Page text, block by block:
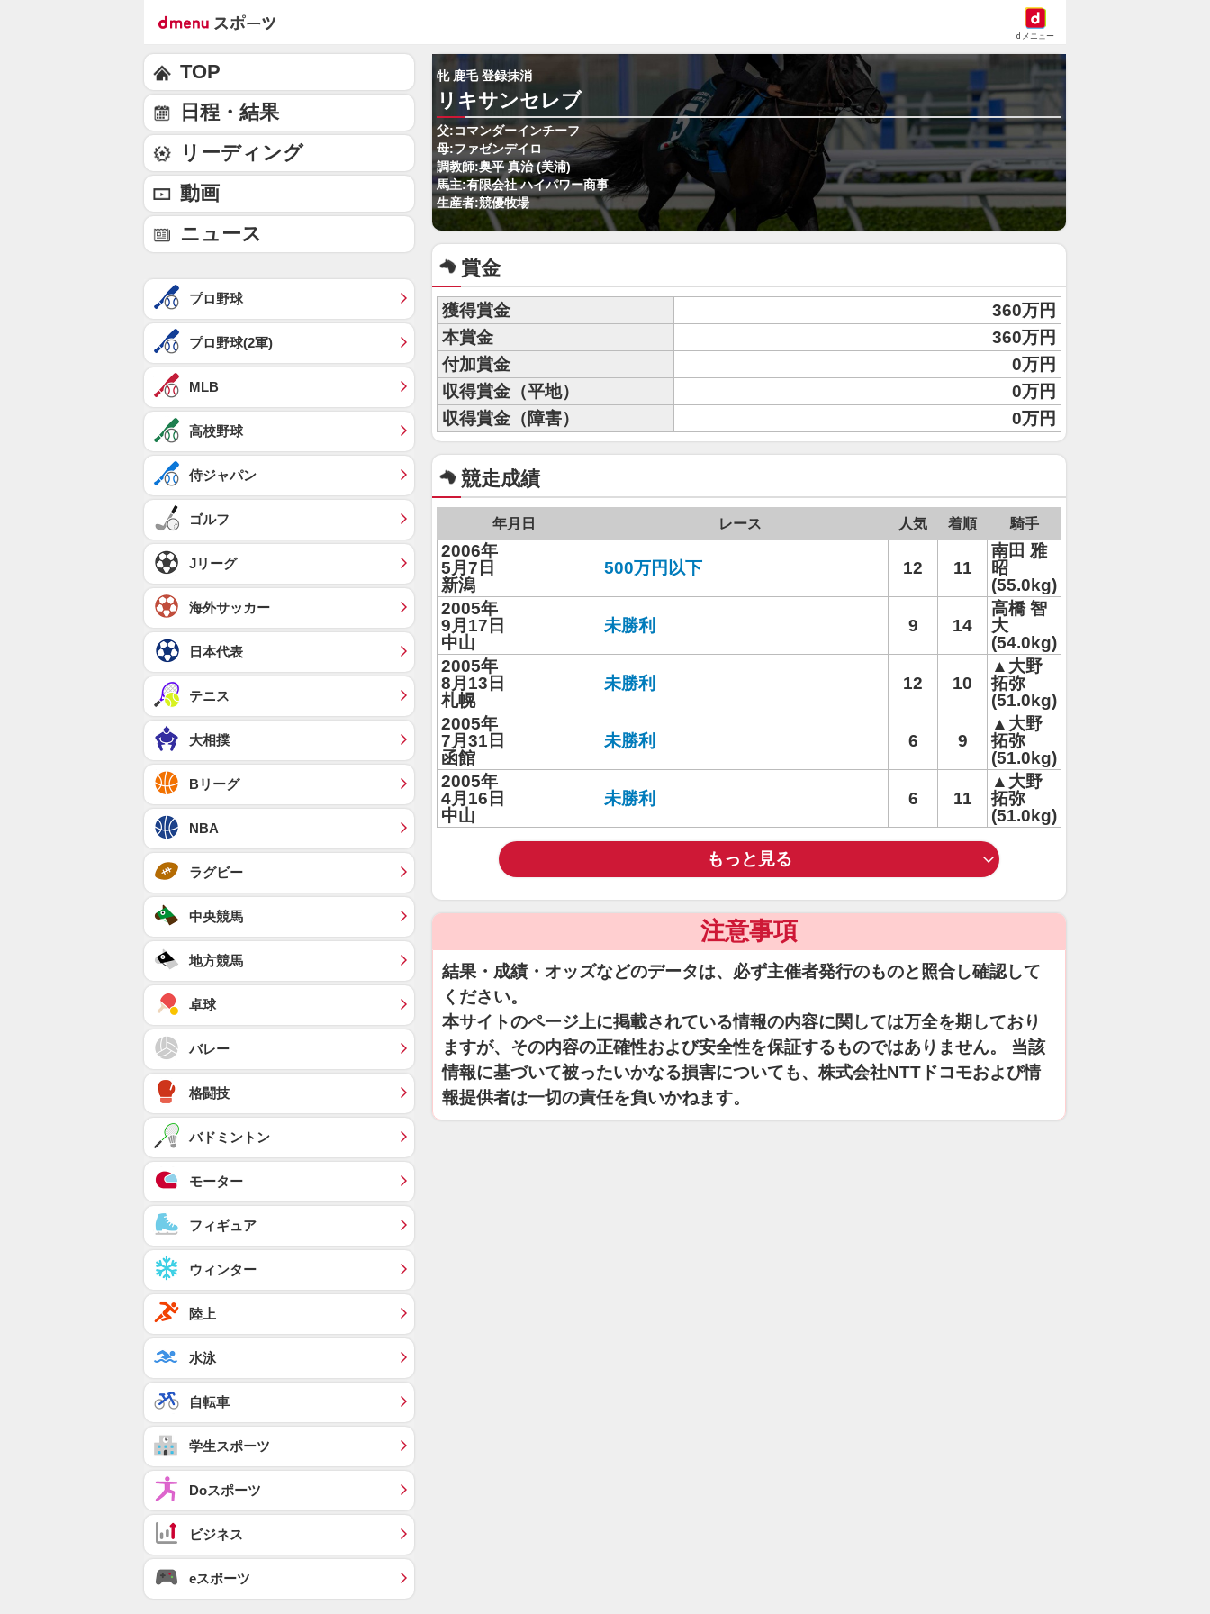
dメニュー
牝 鹿毛 登録抹消
リキサンセレブ
父:コマンダーインチーフ
母:ファゼンデイロ
調教師:奥平 真治 (美浦)
馬主:有限会社 ハイパワー商事
生産者:競優牧場
賞金
獲得賞金
360万円
本賞金
360万円
付加賞金
0万円
収得賞金（平地）
0万円
収得賞金（障害）
0万円
競走成績
年月日 レース 人気 着順 騎手
2006年
5月7日
新潟
500万円以下 12 11
南田 雅
昭
(55.0kg)
2005年
9月17日
中山
未勝利 9 14
高橋 智
大
(54.0kg)
2005年
8月13日
札幌
未勝利 12 10
▲大野
拓弥
(51.0kg)
2005年
7月31日
函館
未勝利 6 9
▲大野
拓弥
(51.0kg)
2005年
4月16日
中山
未勝利 6 11
▲大野
拓弥
(51.0kg)
もっと見る
注意事項
結果・成績・オッズなどのデータは、必ず主催者発行のものと照合し確認して
ください。
本サイトのページ上に掲載されている情報の内容に関しては万全を期しており
ますが、その内容の正確性および安全性を保証するものではありません。 当該
情報に基づいて被ったいかなる損害についても、株式会社NTTドコモおよび情
報提供者は一切の責任を負いかねます。
TOP
日程・結果
リーディング
動画
ニュース
プロ野球
プロ野球(2軍)
MLB
高校野球
侍ジャパン
ゴルフ
Jリーグ
海外サッカー
日本代表
テニス
大相撲
Bリーグ
NBA
ラグビー
中央競馬
地方競馬
卓球
バレー
格闘技
バドミントン
モーター
フィギュア
ウィンター
陸上
水泳
自転車
学生スポーツ
Doスポーツ
ビジネス
eスポーツ